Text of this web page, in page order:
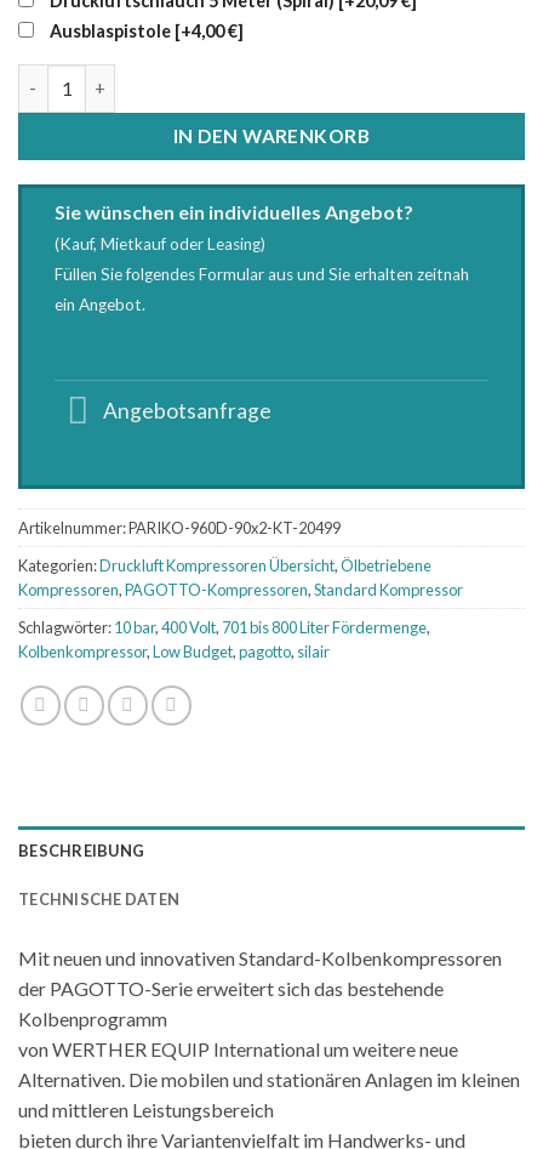
Ausblaspistole [+4,00 €]
IN DEN WARENKORB
Sie wünschen ein individuelles Angebot?
(Kauf, Mietkauf oder Leasing)
Füllen Sie folgendes Formular aus und Sie erhalten zeitnah
ein Angebot.
Angebotsanfrage
Artikelnummer:PARIKO-960D-90x2-KT-20499
Kategorien:Druckluft Kompressoren Übersicht,Ölbetriebene
Kompressoren,PAGOTTO-Kompressoren,Standard Kompressor
Schlagwörter:10 bar,400 Volt, 701 bis 800 Liter Fördermenge,
Kolbenkompressor,Low Budget,pagotto, silair
BESCHREIBUNG
TECHNISCHE DATEN
Mit neuen und innovativen Standard-Kolbenkompressoren
der PAGOTTO-Serie erweitert sich das bestehende
Kolbenprogramm
von WERTHER EQUIP International um weitere neue
Alternativen. Die mobilen und stationären Anlagen im kleinen
und mittleren Leistungsbereich
bieten durch ihre Variantenvielfalt im Handwerks- und